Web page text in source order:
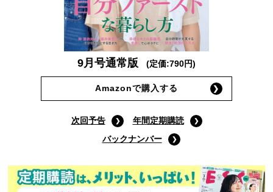
9月号通常版 (定価:790円)
Amazonで購入する
次回予告
年間定期購読
バックナンバー